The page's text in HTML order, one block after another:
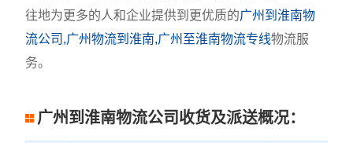
往地为更多的人和企业提供到更优质的广州到淮南物
流公司,广州物流到淮南,广州至淮南物流专线物流服
务。
广州到淮南物流公司收货及派送概况：